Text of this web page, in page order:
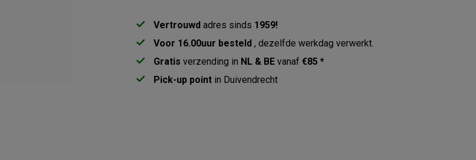
Vertrouwd adres sinds 1959!
Voor 16.00uur besteld, dezelfde werkdag verwerkt.
Gratis verzending in NL & BE vanaf€85 *
Pick-up point in Duivendrecht